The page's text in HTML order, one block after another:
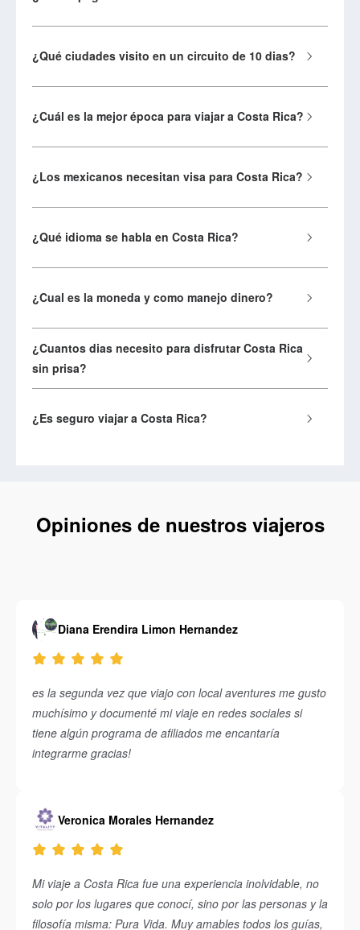
¿Qué ciudades visito en un circuito de 10 dias?
¿Cuál es la mejor época para viajar a Costa Rica?
¿Los mexicanos necesitan visa para Costa Rica?
¿Qué idioma se habla en Costa Rica?
¿Cual es la moneda y como manejo dinero?
¿Cuantos dias necesito para disfrutar Costa Rica
sin prisa?
¿Es seguro viajar a Costa Rica?
Opiniones de nuestros viajeros
Diana Erendira Limon Hernandez
es la segunda vez que viajo con local aventures me gusto
muchísimo y documenté mi viaje en redes sociales si
tiene algún programa de afiliados me encantaría
integrarme gracias!
Veronica Morales Hernandez
Mi viaje a Costa Rica fue una experiencia inolvidable, no
solo por los lugares que conocí, sino por las personas y la
filosofía misma: Pura Vida. Muy amables todos los guías,